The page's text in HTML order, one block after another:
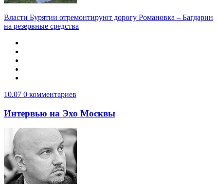
Власти Бурятии отремонтируют дорогу Романовка – Багдарин
на резервные средства
10.07 0 комментариев
Интервью на Эхо Москвы